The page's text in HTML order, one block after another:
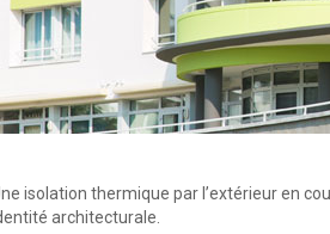
isolation thermique par l’extérieur en
architecturale.